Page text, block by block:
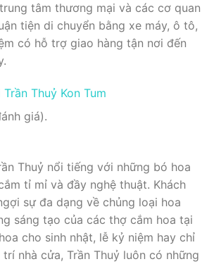
tâm thương mại và các cơ quan
tiện di chuyển bằng xe máy, ô tô,
có hỗ trợ giao hàng tận nơi đến
Thuỷ Kon Tum
giá).
Thuỷ nổi tiếng với những bó hoa
tỉ mỉ và đầy nghệ thuật. Khách
sự đa dạng về chủng loại hoa
sáng tạo của các thợ cắm hoa tại
cho sinh nhật, lễ kỷ niệm hay chỉ
nhà cửa, Trần Thuỷ luôn có những